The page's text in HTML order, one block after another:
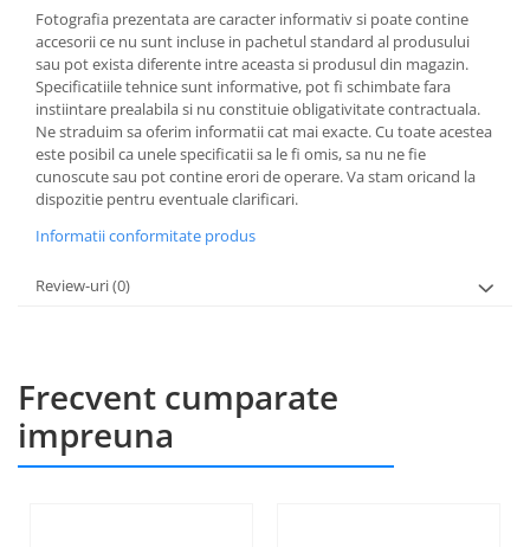
Fotografia prezentata are caracter informativ si poate contine
accesorii ce nu sunt incluse in pachetul standard al produsului
sau pot exista diferente intre aceasta si produsul din magazin.
Specificatiile tehnice sunt informative, pot fi schimbate fara
instiintare prealabila si nu constituie obligativitate contractuala.
Ne straduim sa oferim informatii cat mai exacte. Cu toate acestea
este posibil ca unele specificatii sa le fi omis, sa nu ne fie
cunoscute sau pot contine erori de operare. Va stam oricand la
dispozitie pentru eventuale clarificari.
Informatii conformitate produs
Review-uri(0)
Frecvent cumparate
impreuna